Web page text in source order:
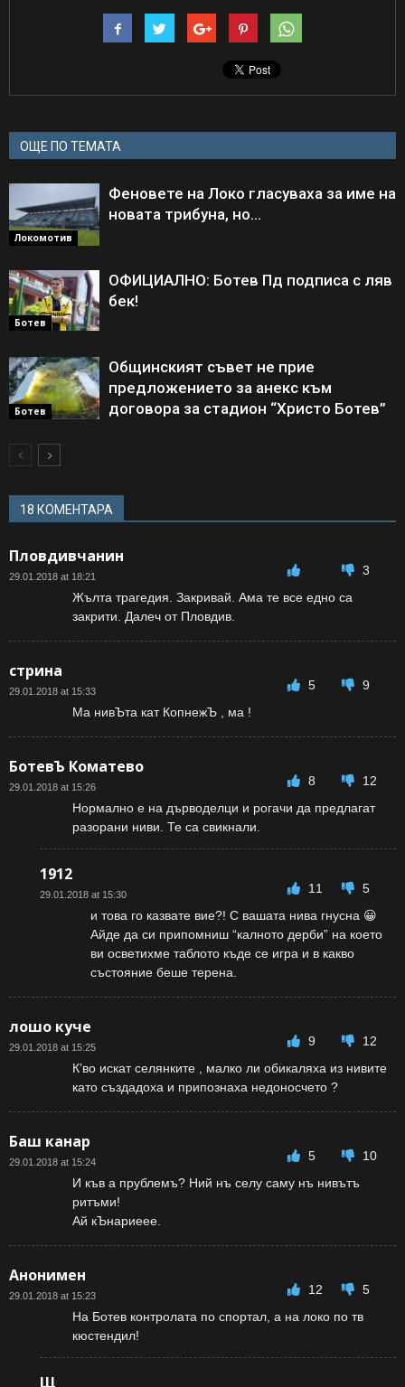
ОЩЕ ПО ТЕМАТА
Локомотив
Феновете на Локо гласуваха за име на
новата трибуна, но…
Ботев
ОФИЦИАЛНО: Ботев Пд подписа с ляв
бек!
Ботев
Общинският съвет не прие
предложението за анекс към
договора за стадион “Христо Ботев”
18 КОМЕНТАРА
Пловдивчанин
29.01.2018 at 18:21
3
Жълта трагедия. Закривай. Ама те все едно са
закрити. Далеч от Пловдив.
стрина
29.01.2018 at 15:33 5
9
Ма нивЪта кат КопнежЪ , ма !
БотевЪ Коматево
29.01.2018 at 15:26 8
12
Нормално е на дърводелци и рогачи да предлагат
разорани ниви. Те са свикнали.
1912
29.01.2018 at 15:30 11
5
и това го казвате вие?! С вашата нива гнусна 😀
Айде да си припомниш “калното дерби” на което
ви осветихме таблото къде се игра и в какво
състояние беше терена.
лошо куче
29.01.2018 at 15:25 9
12
К’во искат селянките , малко ли обикаляха из нивите
като създадоха и припознаха недоносчето ?
Баш канар
29.01.2018 at 15:24 5
10
И къв а прублемъ? Ний нъ селу саму нъ нивътъ
ритъми!
Ай кЪнариеее.
Анонимен
29.01.2018 at 15:23 12
5
На Ботев контролата по спортал, а на локо по тв
кюстендил!
Щ